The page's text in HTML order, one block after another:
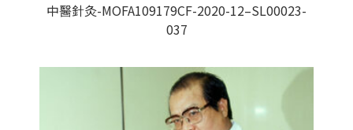
中醫針灸-MOFA109179CF-2020-12–SL00023-
037